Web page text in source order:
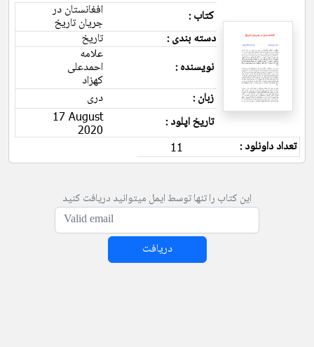
کتاب : افغانستان در
جریان تاریخ
دسته بندی :
تاریخ
نویسنده :
علامه
احمدعلی
کهزاد
زبان :
دری
تاریخ اپلود :
17 August
2020
تعداد داونلود : 11
این کتاب را تنها توسط ایمل میتوانید دریافت کنید
دریافت